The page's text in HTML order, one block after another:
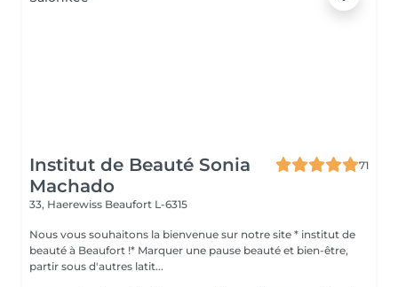
Institut de Beauté Sonia
Machado
71
33, Haerewiss Beaufort L-6315
Nous vous souhaitons la bienvenue sur notre site * institut de
beauté à Beaufort !* Marquer une pause beauté et bien-être,
partir sous d'autres latit...